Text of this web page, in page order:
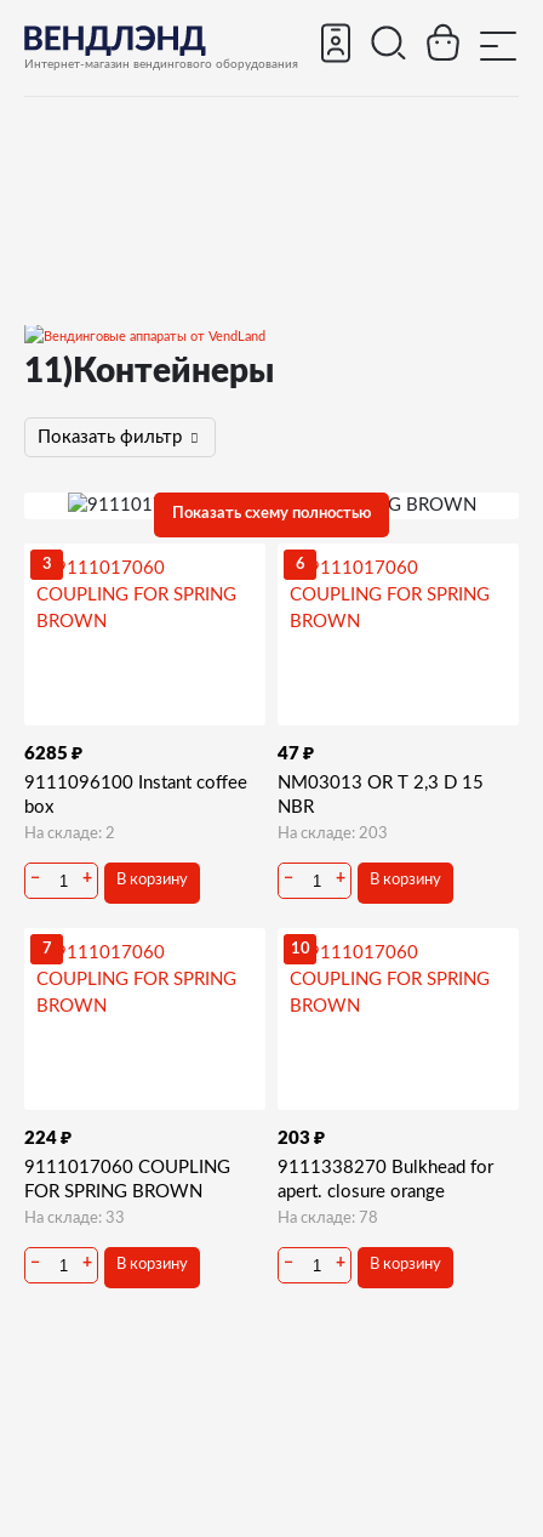
Интернет-магазин вендингового оборудования
Запчасти для вендинговых автоматов
Запчасти и деталировки для Saeco Group 500
11)Контейнеры
11)Контейнеры
Показать фильтр
Показать схему полностью
3
6285 ₽
9111096100 Instant coffee
box
На складе: 2
− + В корзину
6
47 ₽
NM03013 OR T 2,3 D 15
NBR
На складе: 203
− + В корзину
7
224 ₽
9111017060 COUPLING
FOR SPRING BROWN
На складе: 33
− + В корзину
10
203 ₽
9111338270 Bulkhead for
apert. closure orange
На складе: 78
− + В корзину